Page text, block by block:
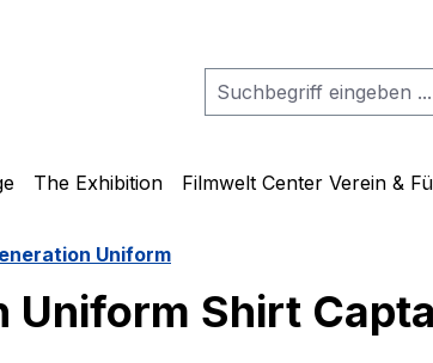
The Exhibition Filmwelt Center Verein &
Uniform
Uniform Shirt